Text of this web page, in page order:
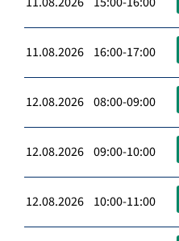
11.08.2026 16:00-17:00
12.08.2026 08:00-09:00
12.08.2026 09:00-10:00
12.08.2026 10:00-11:00